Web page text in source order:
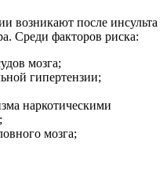
возникают после инсульта
Среди факторов риска:
мозга;
гипертензии;
наркотическими
мозга;